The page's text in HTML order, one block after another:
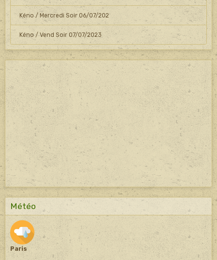
Kéno / Mercredi Soir 06/07/202
Kéno / Vend Soir 07/07/2023
Météo
Paris